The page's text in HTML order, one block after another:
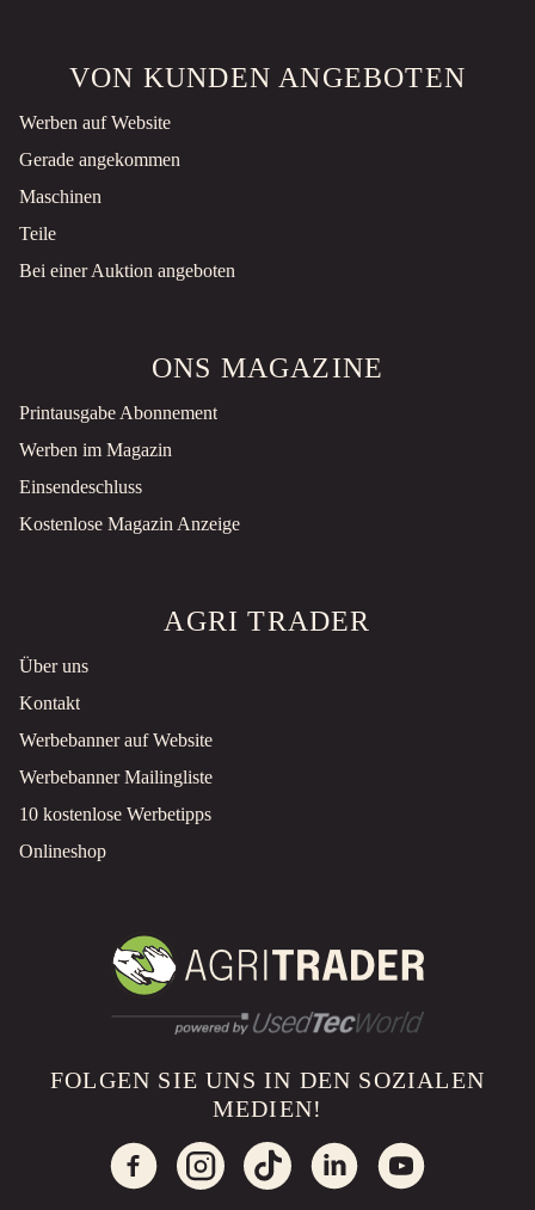
VON KUNDEN ANGEBOTEN
Werben auf Website
Gerade angekommen
Maschinen
Teile
Bei einer Auktion angeboten
ONS MAGAZINE
Printausgabe Abonnement
Werben im Magazin
Einsendeschluss
Kostenlose Magazin Anzeige
AGRI TRADER
Über uns
Kontakt
Werbebanner auf Website
Werbebanner Mailingliste
10 kostenlose Werbetipps
Onlineshop
FOLGEN SIE UNS IN DEN SOZIALEN
MEDIEN!